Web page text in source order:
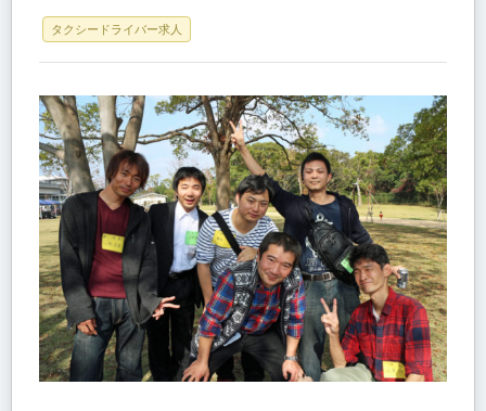
タクシードライバー求人